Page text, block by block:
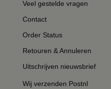
Veel gestelde vragen
Contact
Order Status
Retouren & Annuleren
Uitschrijven nieuwsbrief
Wij verzenden Postnl